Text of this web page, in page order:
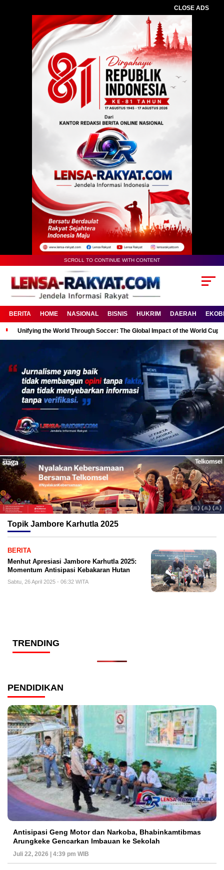
CLOSE ADS
SCROLL TO CONTINUE WITH CONTENT
BERITA HOME NASIONAL BISNIS HUKRIM DAERAH
Unifying the World Through Soccer: The Global Impact of the World Cup
Topik Jambore Karhutla 2025
BERITA
Menhut Apresiasi Jambore Karhutla 2025:
Momentum Antisipasi Kebakaran Hutan
Sabtu, 26 April 2025 - 06:32 WITA
TRENDING
PENDIDIKAN
Antisipasi Geng Motor dan Narkoba, Bhabinkamtibmas
Arungkeke Gencarkan Imbauan ke Sekolah
Juli 22, 2026 | 4:39 pm WIB